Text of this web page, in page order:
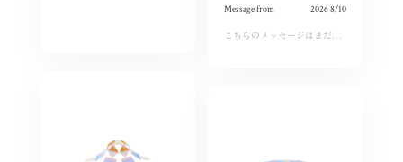
Message from 2026 8/10
こちらのメッセージはまだ運営承認前となります。しばらくおまちください。